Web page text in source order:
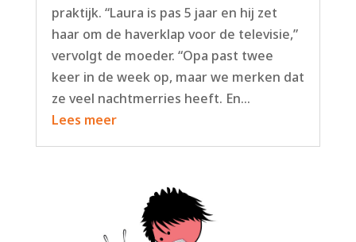
praktijk. “Laura is pas 5 jaar en hij zet
haar om de haverklap voor de televisie,”
vervolgt de moeder. “Opa past twee
keer in de week op, maar we merken dat
ze veel nachtmerries heeft. En...
Lees meer